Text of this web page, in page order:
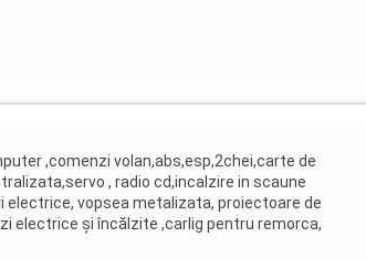
,comenzi volan,abs,esp,2chei,carte de
, radio cd,incalzire in scaune
electrice, vopsea metalizata, proiectoare de
electrice și încălzite ,carlig pentru remorca,
pilot ...